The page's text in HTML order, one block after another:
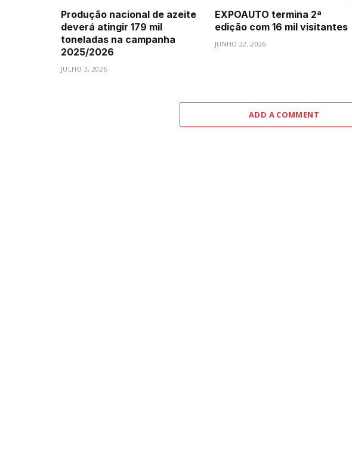
Produção nacional de azeite
deverá atingir 179 mil
toneladas na campanha
2025/2026
JULHO 3, 2026
EXPOAUTO termina 2ª
edição com 16 mil visitantes
JUNHO 22, 2026
ADD A COMMENT